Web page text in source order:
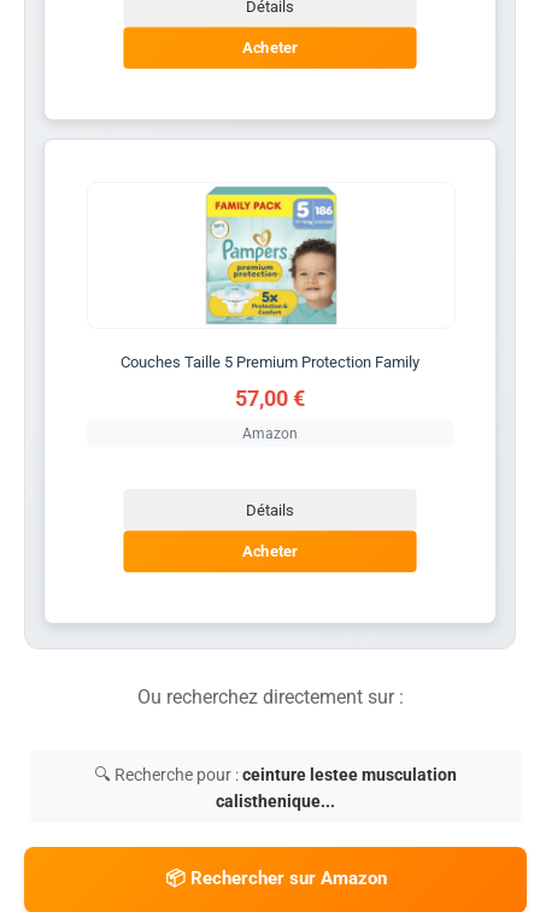
Détails
Acheter
Couches Taille 5 Premium Protection Family
57,00 €
Amazon
Détails
Acheter
Ou recherchez directement sur :
🔍 Recherche pour :ceinture lestee musculation
calisthenique...
📦 Rechercher sur Amazon